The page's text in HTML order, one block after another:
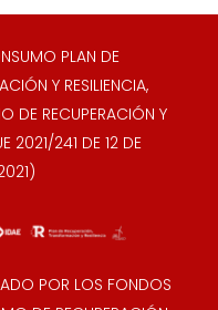
PLAN DE
Y RESILIENCIA,
DE RECUPERACIÓN Y
2021/241 DE 12 DE
POR LOS FONDOS